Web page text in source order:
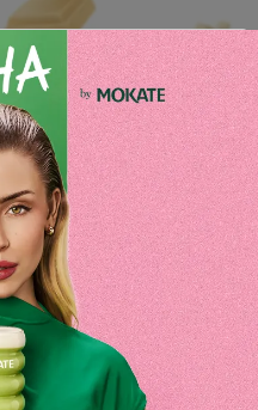
NAPISZE RECENZJĘ